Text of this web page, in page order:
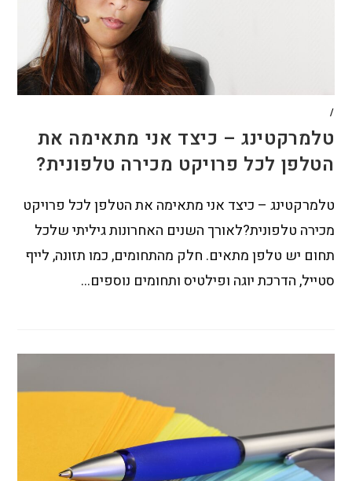
/
טלמרקטינג – כיצד אני מתאימה את
הטלפן לכל פרויקט מכירה טלפונית?
טלמרקטינג – כיצד אני מתאימה את הטלפן לכל פרויקט
מכירה טלפונית?לאורך השנים האחרונות גיליתי שלכל
תחום יש טלפן מתאים. חלק מהתחומים, כמו תזונה, לייף
סטייל, הדרכת יוגה ופילטיס ותחומים נוספים…